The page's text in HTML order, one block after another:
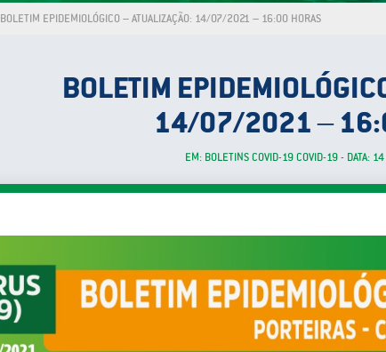
BOLETIM EPIDEMIOLÓGICO – ATUALIZAÇÃO: 14/07/2021 – 16:00 HORAS
BOLETIM
14/07/2021 –
EM: BOLETINS COVID-19 COVID-19 - DATA: